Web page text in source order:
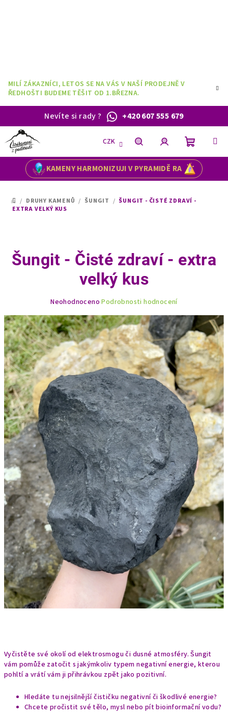
MILÍ ZÁKAZNÍCI, LETOS SE NA VÁS V NAŠÍ PRODEJNĚ V
ŘEDHOŠTI BUDEME TĚŠIT OD 1.BŘEZNA.
Nevíte si rady? +420 607 555 679
KAMENY HARMONIZUJI V PYRAMIDĚ RA
CZK
HledatPřihlášeníNákupní
DOMŮ
/ DRUHY KAMENŮ / ŠUNGIT / ŠUNGIT - ČISTÉ ZDRAVÍ -
EXTRA VELKÝ KUS
Vyčistěte své okolí od elektrosmogu či dusné atmosféry. Šungit
vám pomůže zatočit s jakýmkoliv typem negativní energie, kterou
pohltí a vrátí vám ji přihrávkou zpět jako pozitivní.
Hledáte tu nejsilnější čističku negativní či škodlivé energie?
Chcete pročistit své tělo, mysl nebo pít bioinformační vodu?
Šungit - Čisté zdraví - extra
velký kus
produktu
je
0,0
z
5
hvězdiček.
Neohodnoceno Podrobnosti hodnocení